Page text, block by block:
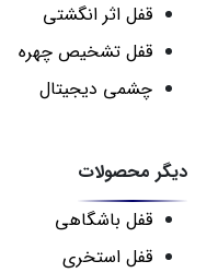
قفل اثر انگشتی
قفل تشخیص چهره
چشمی دیجیتال
دیگر محصولات
قفل باشگاهی
قفل استخری